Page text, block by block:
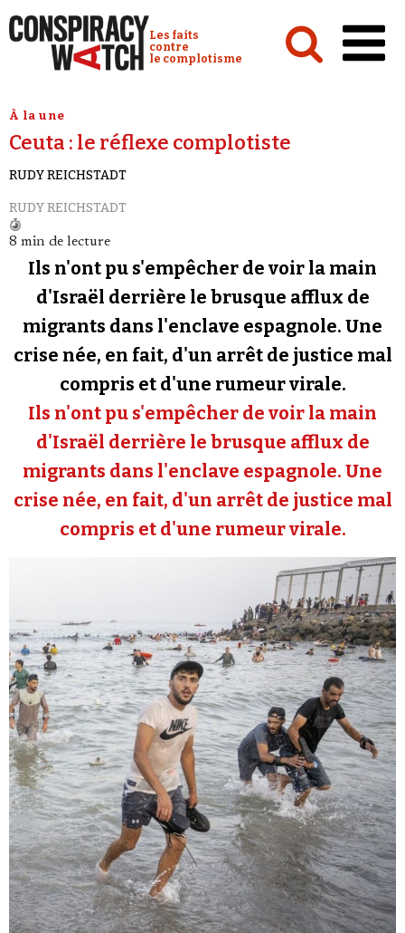
Conspiracy Watch :
Les faits
contre
le complotisme
Analyses
Conspipédia
Vidéos
Revues de presse
Newsletter
Faire un don
Demander à Vera
Se connecter
À la une
Ceuta : le réflexe complotiste
RUDY REICHSTADT
RUDY REICHSTADT
8 min de lecture
Ils n'ont pu s'empêcher de voir la main
d'Israël derrière le brusque afflux de
migrants dans l'enclave espagnole. Une
crise née, en fait, d'un arrêt de justice mal
compris et d'une rumeur virale.
Ils n'ont pu s'empêcher de voir la main
d'Israël derrière le brusque afflux de
migrants dans l'enclave espagnole. Une
crise née, en fait, d'un arrêt de justice mal
compris et d'une rumeur virale.